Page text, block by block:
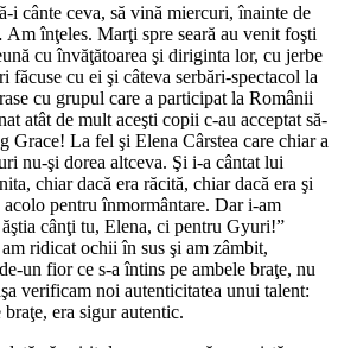
i cânte ceva, să vină miercuri, înainte de
înţeles. Marţi spre seară au venit foşti
cu învăţătoarea şi diriginta lor, cu jerbe
cu ei şi câteva serbări-spectacol la
cu grupul care a participat la Românii
atât de mult aceşti copii c-au acceptat să-
Grace! La fel şi Elena Cârstea care chiar a
nu-şi dorea altceva. Şi i-a cântat lui
chiar dacă era răcită, chiar dacă era şi
acolo pentru înmormântare. Dar i-am
cânţi tu, Elena, ci pentru Gyuri!”
ridicat ochii în sus şi am zâmbit,
un fior ce s-a întins pe ambele braţe, nu
verificam noi autenticitatea unui talent:
era sigur autentic.